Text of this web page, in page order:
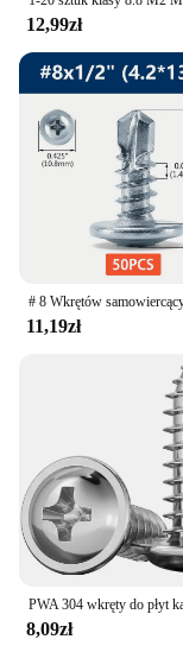
12,99zł
11,19zł
8,09zł